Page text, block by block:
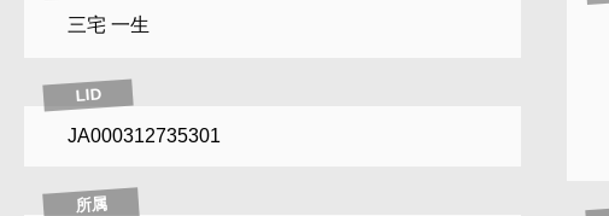
三宅 一生
LID
JA000312735301
所属